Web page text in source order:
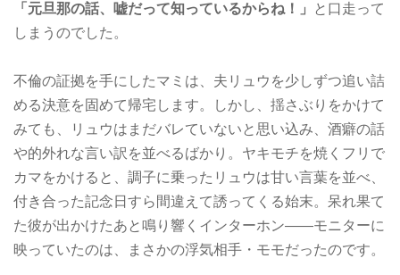
「元旦那の話、嘘だって知っているからね！」
と口走って
しまうのでした。
不倫の証拠を手にしたマミは、夫リュウを少しずつ追い詰
める決意を固めて帰宅します。しかし、揺さぶりをかけて
みても、リュウはまだバレていないと思い込み、酒癖の話
や的外れな言い訳を並べるばかり。ヤキモチを焼くフリで
カマをかけると、調子に乗ったリュウは甘い言葉を並べ、
付き合った記念日すら間違えて誘ってくる始末。呆れ果て
た彼が出かけたあと鳴り響くインターホン——モニターに
映っていたのは、まさかの浮気相手・モモだったのです。